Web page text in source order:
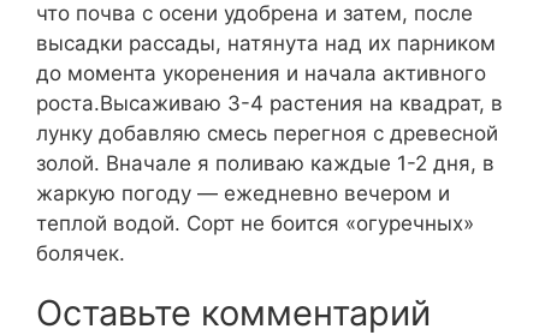
что почва с осени удобрена и затем, после
высадки рассады, натянута над их парником
до момента укоренения и начала активного
роста.Высаживаю 3-4 растения на квадрат, в
лунку добавляю смесь перегноя с древесной
золой. Вначале я поливаю каждые 1-2 дня, в
жаркую погоду — ежедневно вечером и
теплой водой. Сорт не боится «огуречных»
болячек.
Оставьте комментарий